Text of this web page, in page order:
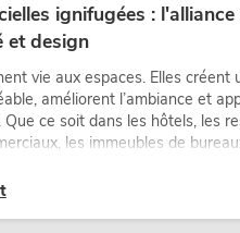
ignifugées :
et design
vie aux espaces. Elles créent
améliorent l’ambiance et
ce soit dans les hôtels, les
les immeubles de
des concepts